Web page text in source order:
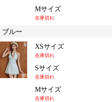
Mサイズ
在庫切れ
ブルー
XSサイズ
在庫切れ
Sサイズ
在庫切れ
Mサイズ
在庫切れ